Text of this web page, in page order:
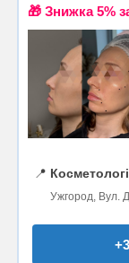
🎁 Знижка 5%
📍
Ужгород, Вул.